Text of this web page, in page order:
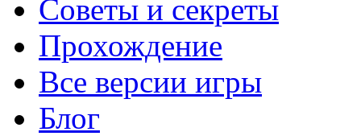
Советы и секреты
Прохождение
Все версии игры
Блог